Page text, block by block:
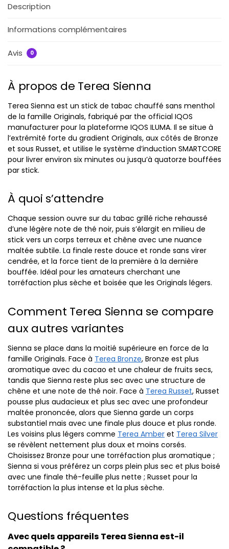
Description
Informations complémentaires
Avis 0
À propos de Terea Sienna
Terea Sienna est un stick de tabac chauffé sans menthol
de la famille Originals, fabriqué par the official IQOS
manufacturer pour la plateforme IQOS ILUMA. Il se situe à
l’extrémité forte du gradient Originals, aux côtés de Bronze
et sous Russet, et utilise le système d’induction SMARTCORE
pour livrer environ six minutes ou jusqu’à quatorze bouffées
par stick.
À quoi s’attendre
Chaque session ouvre sur du tabac grillé riche rehaussé
d’une légère note de thé noir, puis s’élargit en milieu de
stick vers un corps terreux et chêne avec une nuance
maltée subtile. La finale reste douce et ronde sans virer
cendrée, et la force tient de la première à la dernière
bouffée. Idéal pour les amateurs cherchant une
torréfaction plus sèche et boisée que les Originals légers.
Comment Terea Sienna se compare
aux autres variantes
Sienna se place dans la moitié supérieure en force de la
famille Originals. Face à Terea Bronze, Bronze est plus
aromatique avec du cacao et une chaleur de fruits secs,
tandis que Sienna reste plus sec avec une structure de
chêne et une note de thé noir. Face à Terea Russet, Russet
pousse plus audacieux et plus sec avec une profondeur
maltée prononcée, alors que Sienna garde un corps
substantiel mais avec une finale plus douce et plus ronde.
Les voisins plus légers comme Terea Amber et Terea Silver
se révèlent nettement plus doux et moins corsés.
Choisissez Bronze pour une torréfaction plus aromatique ;
Sienna si vous préférez un corps plein plus sec et plus boisé
avec une finale thé-feuille plus nette ; Russet pour la
torréfaction la plus intense et la plus sèche.
Questions fréquentes
Avec quels appareils Terea Sienna est-il